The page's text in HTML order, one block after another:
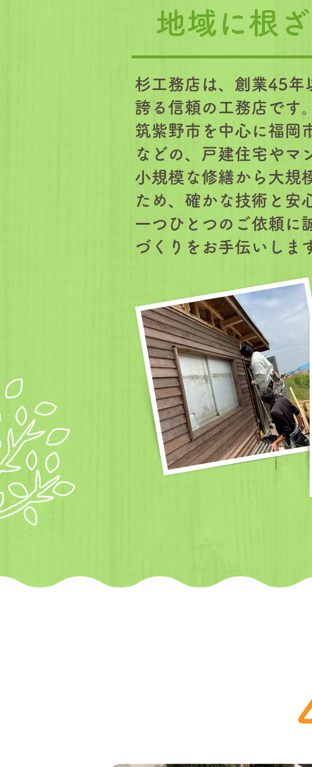
地域に根
杉工務店は、創業45年
誇る信頼の工務店です。
筑紫野市を中心に福岡
などの、戸建住宅やマ
小規模な修繕から大規
ため、確かな技術と安
一つひとつのご依頼に
づくりをお手伝いしま